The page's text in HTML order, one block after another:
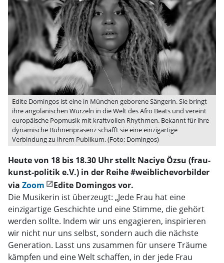
Edite Domingos ist eine in München geborene Sängerin. Sie bringt
ihre angolanischen Wurzeln in die Welt des Afro Beats und vereint
europäische Popmusik mit kraftvollen Rhythmen. Bekannt für ihre
dynamische Bühnenpräsenz schafft sie eine einzigartige
Verbindung zu ihrem Publikum. (Foto: Domingos)
Heute von 18 bis 18.30 Uhr stellt Naciye Özsu (frau-
kunst-politik e.V.) in der Reihe #weiblichevorbilder
via Zoom
Edite Domingos vor.
Die Musikerin ist überzeugt: „Jede Frau hat eine
einzigartige Geschichte und eine Stimme, die gehört
werden sollte. Indem wir uns engagieren, inspirieren
wir nicht nur uns selbst, sondern auch die nächste
Generation. Lasst uns zusammen für unsere Träume
kämpfen und eine Welt schaffen, in der jede Frau